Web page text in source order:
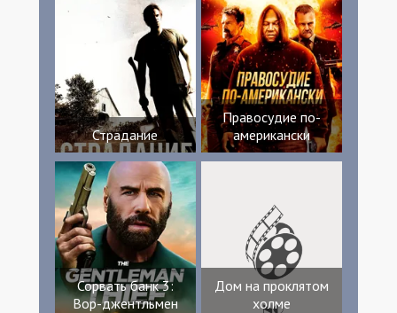
Страдание
Правосудие по-
американски
Сорвать банк 3:
Вор-джентльмен
Дом на проклятом
холме